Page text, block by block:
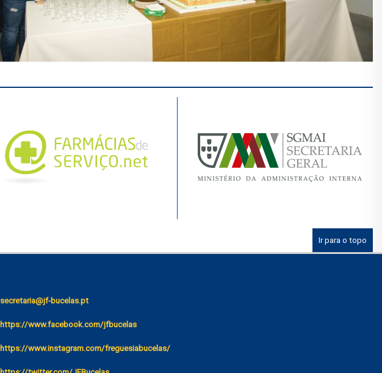
Ir para o topo
secretaria@jf-bucelas.pt
https://www.facebook.com/jfbucelas
https://www.instagram.com/freguesiabucelas/